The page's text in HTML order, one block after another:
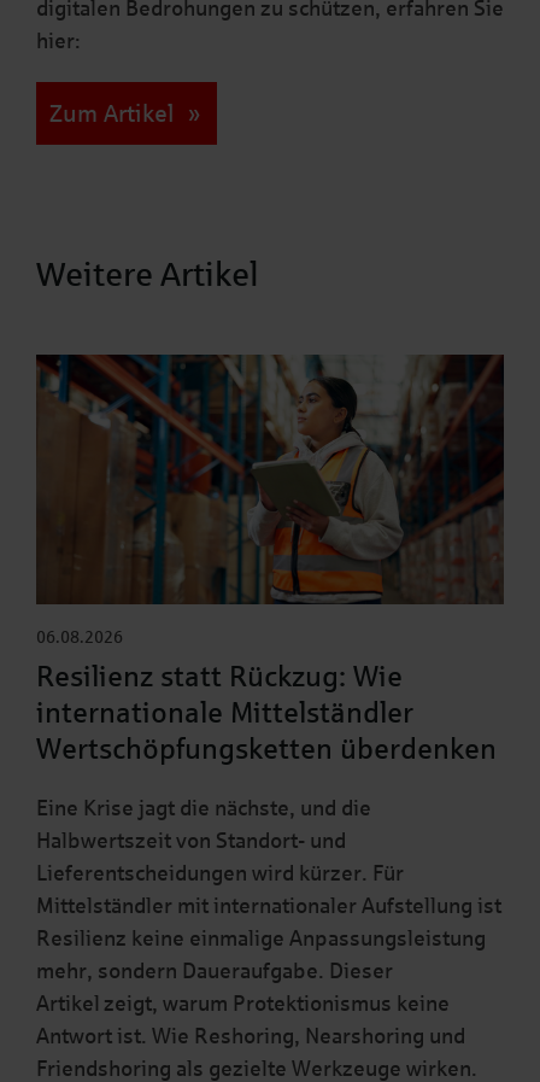
digitalen Bedrohungen zu schützen, erfahren Sie
hier:
Zum Artikel
Weitere Artikel
06.08.2026
Resilienz statt Rückzug: Wie
internationale Mittelständler
Wertschöpfungsketten überdenken
Eine Krise jagt die nächste, und die
Halbwertszeit von Standort- und
Lieferentscheidungen wird kürzer. Für
Mittelständler mit internationaler Aufstellung ist
Resilienz keine einmalige Anpassungsleistung
mehr, sondern Daueraufgabe. Dieser
Artikel zeigt, warum Protektionismus keine
Antwort ist. Wie Reshoring, Nearshoring und
Friendshoring als gezielte Werkzeuge wirken.